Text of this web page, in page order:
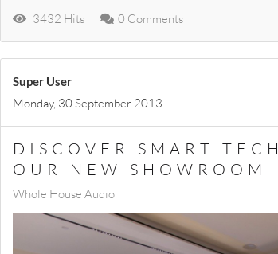
3432 Hits 0 Comments
Super User
Monday, 30 September 2013
DISCOVER SMART
OUR NEW SHOWROOM
Whole House Audio